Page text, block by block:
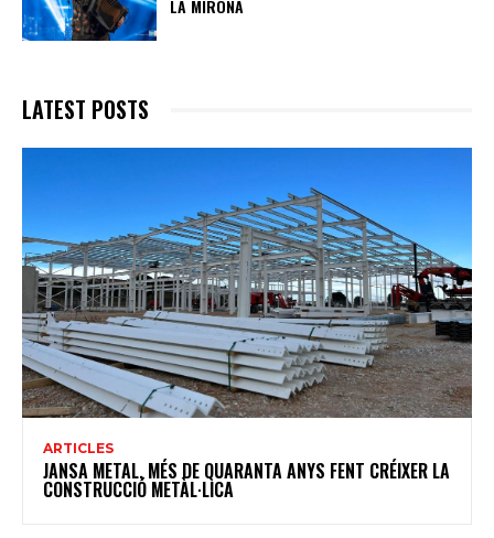
LA MIRONA
LATEST POSTS
ARTICLES
JANSA METAL, MÉS DE QUARANTA ANYS FENT CRÉIXER LA
CONSTRUCCIÓ METÀL·LICA